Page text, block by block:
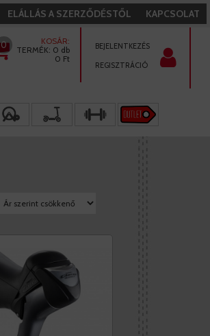
ELÁLLÁS A SZERZŐDÉSTŐL KAPCSOLAT
0
KOSÁR:
TERMÉK: 0 db
0 Ft
BEJELENTKEZÉS
REGISZTRÁCIÓ